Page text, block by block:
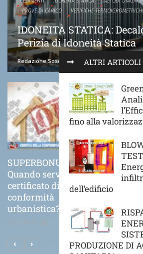
ALTRI
fino alla
dell’edificio
PRODUZIONE DI
PROVE DI CARICO
VERIFICHE
IDONEITÀ STATICA:
Perizia di Idoneità Statica
Redazione Soscasa 22 Marzo 2024
SUPERBONUS 110%
Quando serve il
certificato di
conformità
urbanistica?
25 Febbraio 2021